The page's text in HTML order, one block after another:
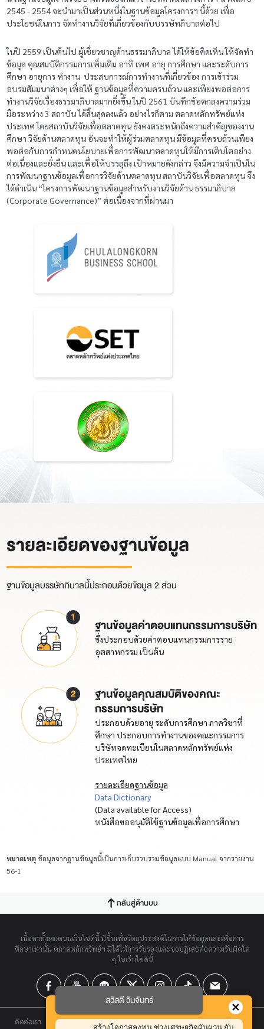
2545 - 2554 จะนำมาเป็นส่วนหนึ่งในฐานข้อมูลโครงการฯ นี้ด้วย เพื่อ
ประโยชน์ในการ จัดทำงานวิจัยที่เกี่ยวข้องกับบรรษัทภิบาลต่อไป
ในปี 2559 เป็นต้นไป ผู้เชี่ยวชาญด้านธรรมาภิบาล ได้ให้ข้อคิดเห็น ให้จัดทำ
ข้อมูล คุณสมบัติกรรมการเพิ่มเติม อาทิ เพศ อายุ การศึกษา และระดับการ
ศึกษา อายุการ ทำงาน ประสบการณ์การทำงานที่เกี่ยวข้อง การเข้าร่วม
อบรมสัมมนาต่างๆ เพื่อให้ ฐานข้อมูลที่ความครบถ้วน และเพียงพอต่อการ
ทำงานวิจัยเรื่องธรรมาภิบาลมากยิ่งขึ้น ในปี 2561 บันทึกข้อตกลงความร่วม
มือระหว่าง 3 สถาบัน ได้สิ้นสุดลงแล้ว อย่างไรก็ตาม ตลาดหลักทรัพย์แห่ง
ประเทศ โดยสถาบันวิจัยเพื่อตลาดทุน ยังคงตระหนักถึงความสำคัญของงาน
ศึกษา วิจัยด้านตลาดทุน อันจะทำให้ผู้ร่วมตลาดทุน มีข้อมูลที่ครบถ้วนเพียง
พอต่อกับการกำหนดนโยบายเพื่อการพัฒนาตลาดทุนให้มีการเติบโตอย่าง
ต่อเนื่องและยั่งยืน และเพื่อให้บรรลุถึง เป้าหมายดังกล่าว จึงมีความจำเป็นใน
การพัฒนาฐานข้อมูลเพื่อการวิจัยด้านตลาดทุน สถาบันวิจัยเพื่อตลาดทุน จึง
ได้ดำเนิน “โครงการพัฒนาฐานข้อมูลสำหรับงานวิจัยด้าน ธรรมาภิบาล
(Corporate Governance)” ต่อเนื่องจากที่ผ่านมา
รายละเอียดของฐานข้อมูล
ฐานข้อมูลบรรษัทภิบาลนี้ประกอบด้วยข้อมูล 2 ส่วน
ฐานข้อมูลค่าตอบแทนกรรมการบริษัท
ซึ่งประกอบด้วยค่าตอบแทนกรรมการราย
อุตสาหกรรม เป็นต้น
ฐานข้อมูลคุณสมบัติของคณะ
กรรมการบริษัท
ประกอบด้วยอายุ ระดับการศึกษา ภาควิชาที่
ศึกษา ประกอบการทำงานของคณะกรรมการ
บริษัทจดทะเบียนในตลาดหลักทรัพย์แห่ง
ประเทศไทย
รายละเอียดฐานข้อมูล
Data Dictionary
(Data available for Access)
หนังสือขออนุมัติใช้ฐานข้อมูลเพื่อการศึกษา
หมายเหตุข้อมูลจากฐานข้อมูลนี้เป็นการเก็บรวบรวมข้อมูลแบบ Manual จากรายงาน
56-1
กลับสู่ด้านบน
เนื้อหาทั้งหมดบนเว็บไซต์นี้ มีขึ้นเพื่อวัตถุประสงค์ในการให้ข้อมูลและเพื่อการ
ศึกษาเท่านั้น ตลาดหลักทรัพย์ฯ มิได้ให้การรับรองและขอปฏิเสธต่อความรับผิดใด
ๆ ในเว็บไซต์นี้
ติดต่อเรา
สวัสดี วันจันทร์
สร้างโอกาสลงทุน ช่วงเศรษฐกิจผันผวน กับ